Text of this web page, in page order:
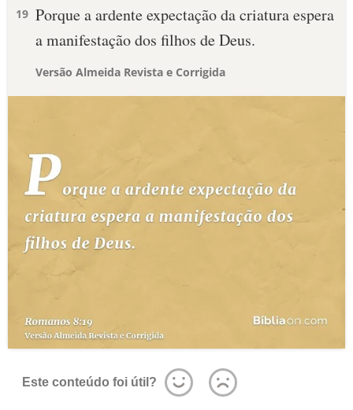
19 Porque a ardente expectação da criatura espera
a manifestação dos filhos de Deus.
Versão Almeida Revista e Corrigida
Este conteúdo foi útil?